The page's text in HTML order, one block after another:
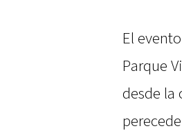
El
Parque
desde la